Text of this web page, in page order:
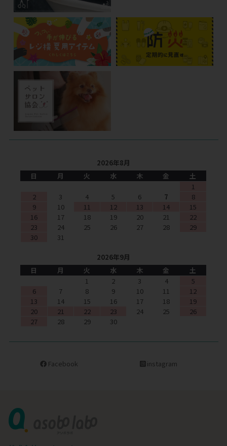
2026年8月
日
月 火 水 木 金
土
1
2
3 4 5 6 7
8
9
10 11 12 13 14
15
16
17 18 19 20 21
22
23
24 25 26 27 28
29
30
31
2026年9月
日
月 火 水 木 金
土
1
2 3 4
5
6
7 8 9 10 11
12
13
14 15 16 17 18
19
20
21 22 23 24 25
26
27
28 29 30
Facebook instagram